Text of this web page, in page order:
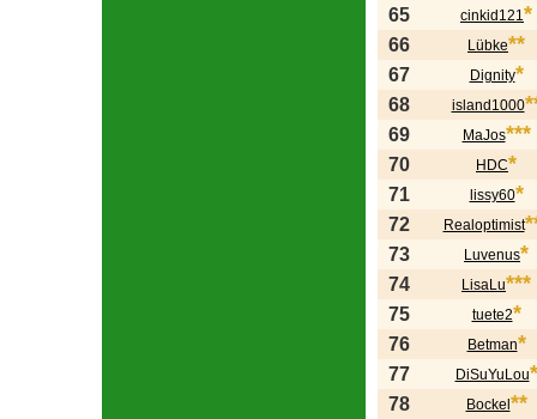
65 cinkid121*
66 Lübke**
67 Dignity*
68 island1000
69 MaJos***
70 HDC*
71 lissy60*
72 Realoptimist
73 Luvenus*
74 LisaLu***
75 tuete2*
76 Betman*
77 DiSuYuLou*
78 Bockel **